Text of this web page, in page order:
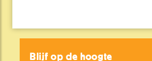
Blijf op de hoogte